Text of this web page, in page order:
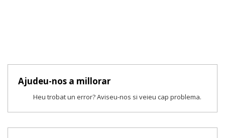
Ajudeu-nos a millorar
Heu trobat un error? Aviseu-nos si veieu cap problema.